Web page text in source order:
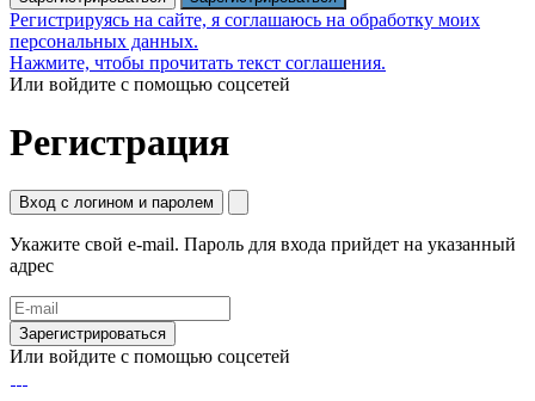
Регистрируясь на сайте, я соглашаюсь на обработку моих
персональных данных.
Нажмите, чтобы прочитать текст соглашения.
Или войдите с помощью соцсетей
Регистрация
Вход с логином и паролем
Укажите свой e-mail. Пароль для входа прийдет на указанный
адрес
Зарегистрироваться
Или войдите с помощью соцсетей